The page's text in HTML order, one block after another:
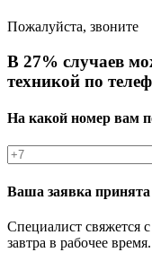
Пожалуйста, звоните
В 27% случаев
техникой по
На какой номер вам
Ваша заявка принята
Специалист свяжется
завтра в рабочее время.